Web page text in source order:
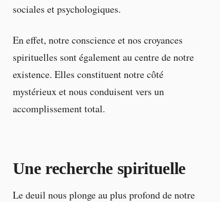
sociales et psychologiques.
En effet, notre conscience et nos croyances
spirituelles sont également au centre de notre
existence. Elles constituent notre côté
mystérieux et nous conduisent vers un
accomplissement total.
Une recherche spirituelle
Le deuil nous plonge au plus profond de notre